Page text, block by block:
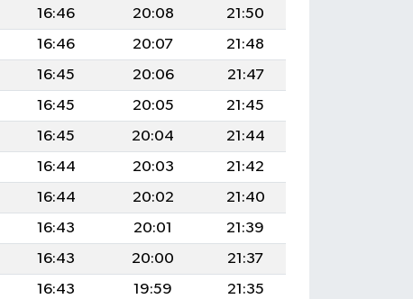
16:46 20:08
21:50
16:46 20:07
21:48
16:45 20:06
21:47
16:45 20:05
21:45
16:45 20:04
21:44
16:44 20:03
21:42
16:44 20:02
21:40
16:43 20:01
21:39
16:43 20:00
21:37
16:43 19:59
21:35